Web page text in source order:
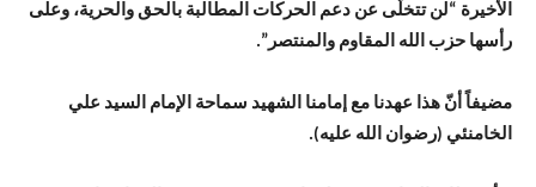
الأخيرة “لن تتخلّى عن دعم الحركات المطالبة بالحق والحرية، وعلى
رأسها حزب الله المقاوم والمنتصر”.
مضيفاً أنّ هذا عهدنا مع إمامنا الشهيد سماحة الإمام السيد علي
الخامنئي (رضوان الله عليه).